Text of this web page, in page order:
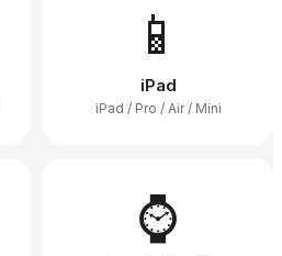
📱
iPad
iPad / Pro / Air / Mini
⌚